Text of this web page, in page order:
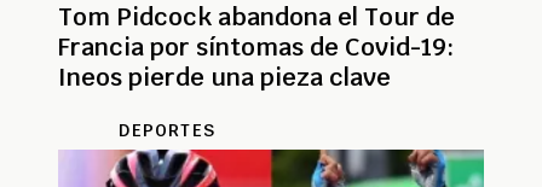
Tom Pidcock abandona el Tour de
Francia por síntomas de Covid-19:
Ineos pierde una pieza clave
DEPORTES